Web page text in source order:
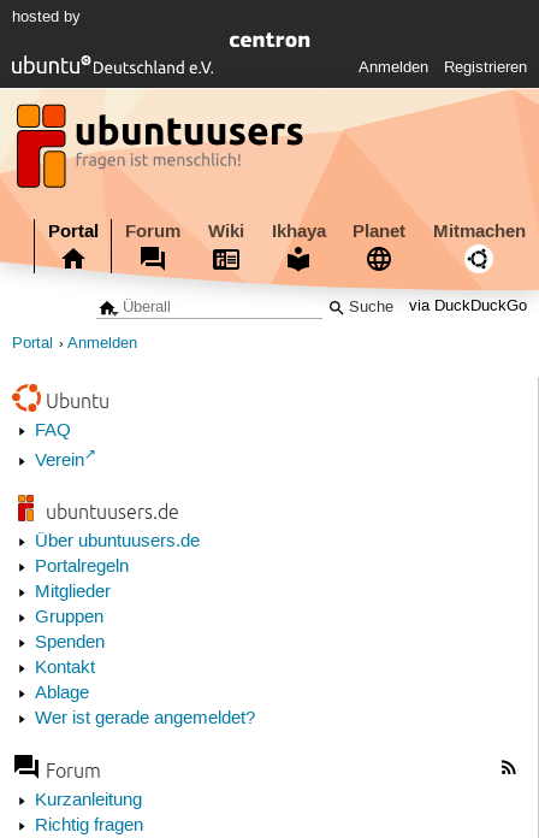
hosted by
Anmelden Registrieren
Portal Forum Wiki Ikhaya Planet Mitmachen
via DuckDuckGo
Portal Anmelden
Ubuntu
FAQ
Verein
ubuntuusers.de
Über ubuntuusers.de
Portalregeln
Mitglieder
Gruppen
Spenden
Kontakt
Ablage
Wer ist gerade angemeldet?
Forum
Kurzanleitung
Richtig fragen